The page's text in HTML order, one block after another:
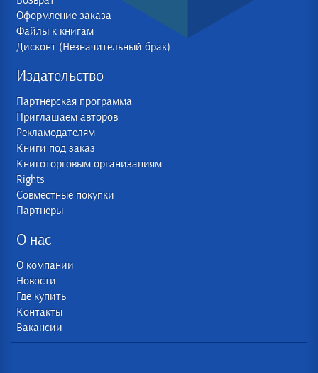
Оформление заказа
Файлы к книгам
Дисконт (Незначительный брак)
Издательство
Партнерская программа
Приглашаем авторов
Рекламодателям
Книги под заказ
Книготорговым организациям
Rights
Совместные покупки
Партнеры
О нас
О компании
Новости
Где купить
Контакты
Вакансии